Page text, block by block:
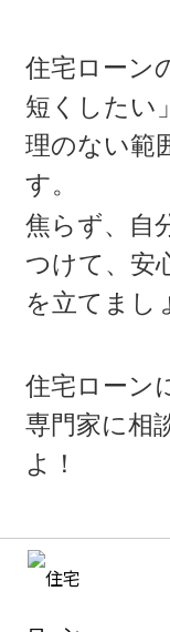
住宅ローン
短くしたい
理のない範
す。
焦らず、自
つけて、安
を立てまし
住宅ローン
専門家に相
よ！